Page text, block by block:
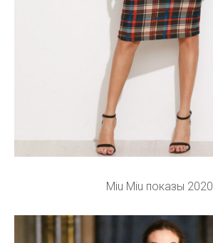
Miu Miu показы 2020